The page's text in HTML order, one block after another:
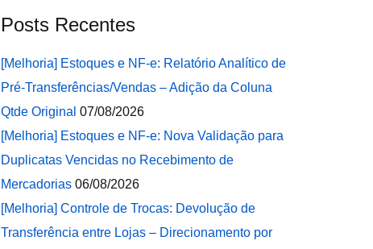
Posts Recentes
[Melhoria] Estoques e NF-e: Relatório Analítico de
Pré-Transferências/Vendas – Adição da Coluna
Qtde Original 07/08/2026
[Melhoria] Estoques e NF-e: Nova Validação para
Duplicatas Vencidas no Recebimento de
Mercadorias 06/08/2026
[Melhoria] Controle de Trocas: Devolução de
Transferência entre Lojas – Direcionamento por